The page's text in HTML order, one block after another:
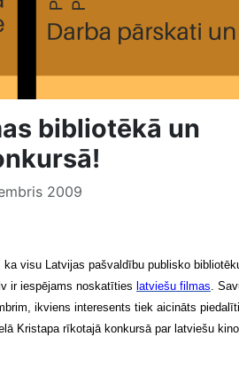
bibliotēkā un
2009
ka visu Latvijas pašvaldību publisko
ir iespējams noskatīties latviešu filmas.
ikviens interesents tiek aicināts
Kristapa rīkotajā konkursā par latviešu